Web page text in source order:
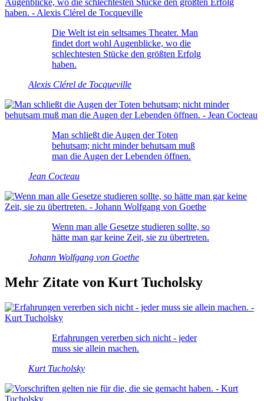
Die Welt ist ein seltsames Theater. Man
findet dort wohl Augenblicke, wo die
schlechtesten Stücke den größten Erfolg
haben.
Alexis Clérel de Tocqueville
Man schließt die Augen der Toten
behutsam; nicht minder behutsam muß
man die Augen der Lebenden öffnen.
Jean Cocteau
Wenn man alle Gesetze studieren sollte, so
hätte man gar keine Zeit, sie zu übertreten.
Johann Wolfgang von Goethe
Mehr Zitate von Kurt Tucholsky
Erfahrungen vererben sich nicht - jeder
muss sie allein machen.
Kurt Tucholsky